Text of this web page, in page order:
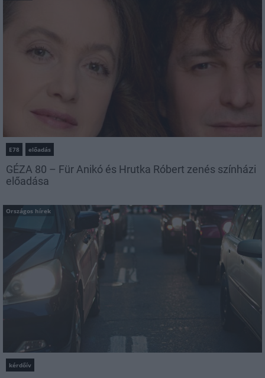
E78 előadás
GÉZA 80 – Für Anikó és Hrutka Róbert zenés színházi
előadása
Országos hírek
kérdőív